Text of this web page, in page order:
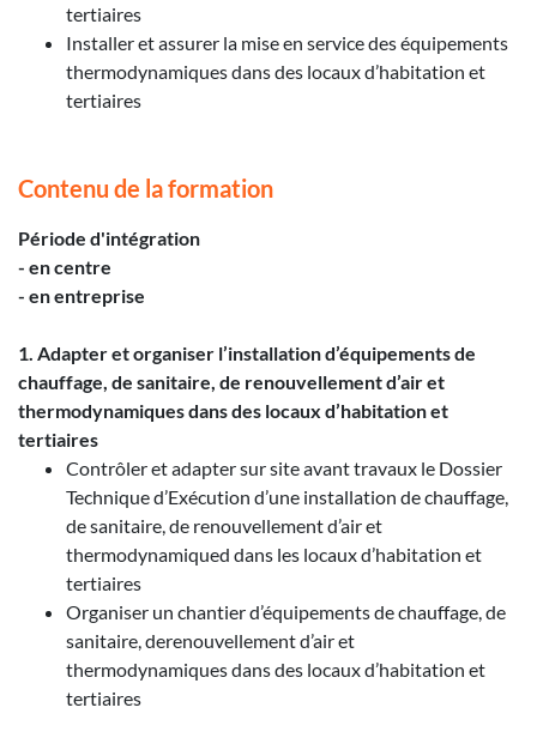
tertiaires
Installer et assurer la mise en service des équipements
thermodynamiques dans des locaux d’habitation et
tertiaires
Contenu de la formation
Période d'intégration
- en centre
- en entreprise
1. Adapter et organiser l’installation d’équipements de
chauffage, de sanitaire, de renouvellement d’air et
thermodynamiques dans des locaux d’habitation et
tertiaires
Contrôler et adapter sur site avant travaux le Dossier
Technique d’Exécution d’une installation de chauffage,
de sanitaire, de renouvellement d’air et
thermodynamiqued dans les locaux d’habitation et
tertiaires
Organiser un chantier d’équipements de chauffage, de
sanitaire, derenouvellement d’air et
thermodynamiques dans des locaux d’habitation et
tertiaires